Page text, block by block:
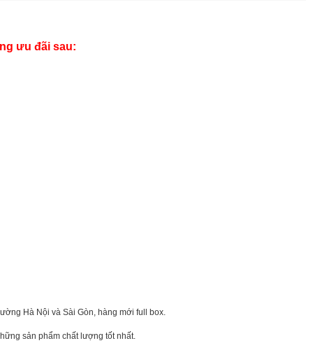
ưu đãi sau:
Hà Nội và Sài Gòn, hàng mới full box.
sản phẩm chất lượng tốt nhất.